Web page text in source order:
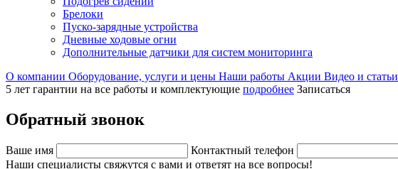
Брелоки
Пуско-зарядные устройства
Дневные ходовые огни
Дополнительные датчики для систем мониторинга
О компании Оборудование, услуги и цены Наши работы Акции Видео и статьи
5 лет гарантии на все работы и комплектующие подробнее Записаться
Обратный звонок
Ваше имя
Контактный телефон
Наши специалисты свяжутся с вами и ответят на все вопросы!